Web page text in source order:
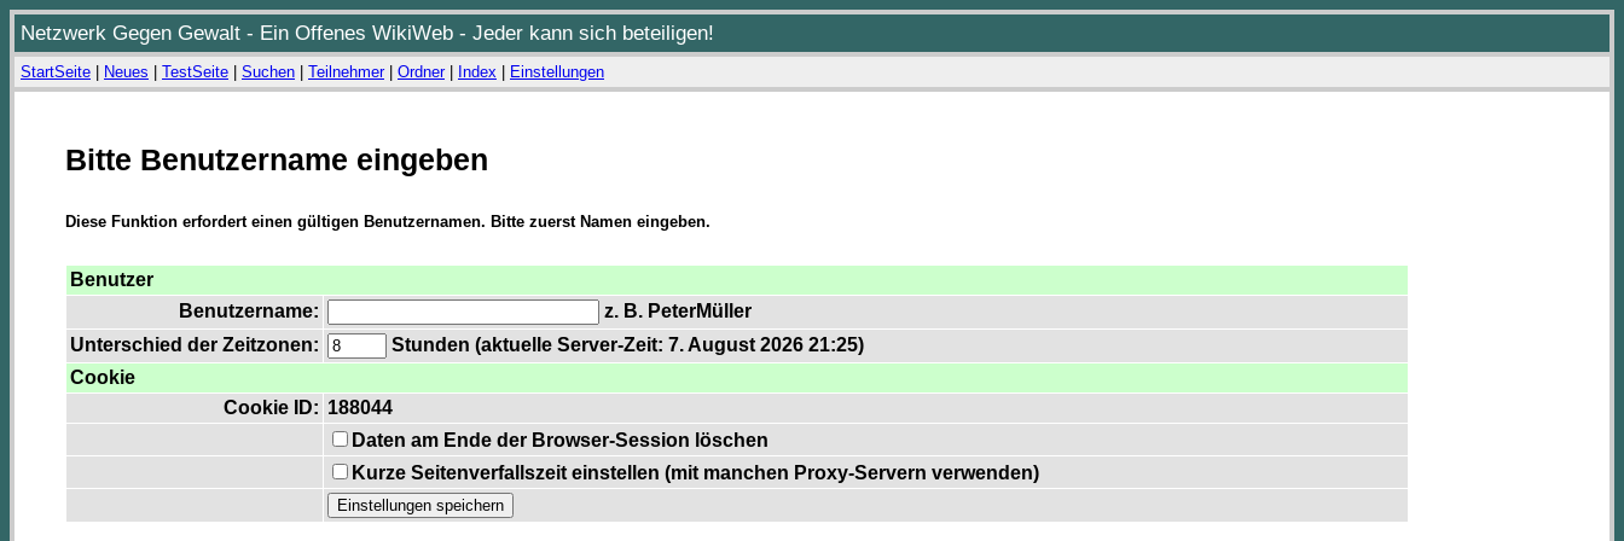
Netzwerk Gegen Gewalt - Ein Offenes WikiWeb - Jeder kann sich beteiligen!
StartSeite Neues TestSeite Suchen Teilnehmer| Ordner| Index Einstellungen
Bitte Benutzername eingeben
Diese Funktion erfordert einen gültigen Benutzernamen. Bitte zuerst Namen eingeben.
Benutzer
Benutzername:
z. B. PeterMüller
Unterschied der Zeitzonen:
Stunden (aktuelle Server-Zeit: 7. August 2026 21:25)
Cookie
Cookie ID: 188044
Daten am Ende der Browser-Session löschen
Kurze Seitenverfallszeit einstellen (mit manchen Proxy-Servern verwenden)